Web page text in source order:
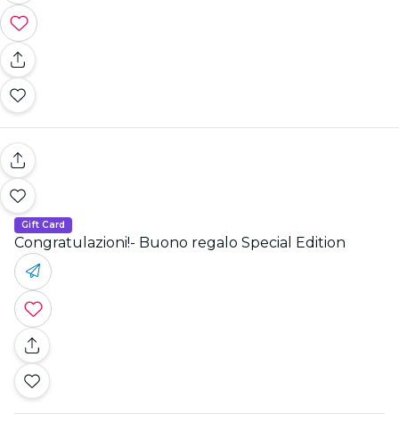
Gift Card
Congratulazioni!- Buono regalo Special Edition